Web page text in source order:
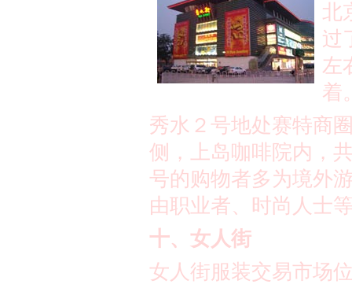
北
过
左
着
秀水２号地处赛特商
侧，上岛咖啡院内，
号的购物者多为境外
由职业者、时尚人士
十、女人街
女人街服装交易市场